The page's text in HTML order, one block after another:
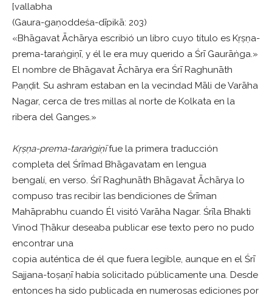
[vallabha
(Gaura-gaṇoddeśa-dīpikā: 203)
«Bhāgavat Āchārya escribió un libro cuyo título es Kṛṣṇa-
prema-taraṅgiṇī, y él le era muy querido a Śrī Gaurāṅga.»
El nombre de Bhāgavat Āchārya era Śrī Raghunāth
Paṇḍit. Su ashram estaban en la vecindad Māli de Varāha
Nagar, cerca de tres millas al norte de Kolkata en la
ribera del Ganges.»
Kṛṣṇa-prema-taraṅgiṇīfue la primera traducción
completa del Śrīmad Bhāgavatam en lengua
bengalí, en verso. Śrī Raghunāth Bhāgavat Āchārya lo
compuso tras recibir las bendiciones de Śrīman
Mahāprabhu cuando Él visitó Varāha Nagar. Śrīla Bhakti
Vinod Ṭhākur deseaba publicar ese texto pero no pudo
encontrar una
copia auténtica de él que fuera legible, aunque en el Śrī
Sajjana-toṣaṇī había solicitado públicamente una. Desde
entonces ha sido publicada en numerosas ediciones por